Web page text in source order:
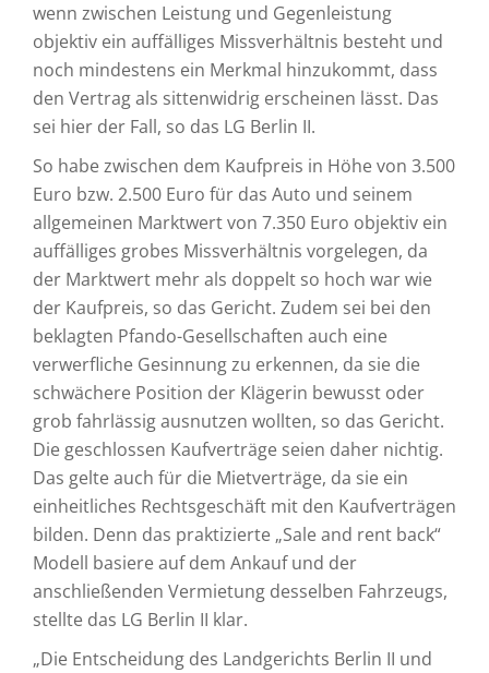
wenn zwischen Leistung und Gegenleistung
objektiv ein auffälliges Missverhältnis besteht und
noch mindestens ein Merkmal hinzukommt, dass
den Vertrag als sittenwidrig erscheinen lässt. Das
sei hier der Fall, so das LG Berlin II.
So habe zwischen dem Kaufpreis in Höhe von 3.500
Euro bzw. 2.500 Euro für das Auto und seinem
allgemeinen Marktwert von 7.350 Euro objektiv ein
auffälliges grobes Missverhältnis vorgelegen, da
der Marktwert mehr als doppelt so hoch war wie
der Kaufpreis, so das Gericht. Zudem sei bei den
beklagten Pfando-Gesellschaften auch eine
verwerfliche Gesinnung zu erkennen, da sie die
schwächere Position der Klägerin bewusst oder
grob fahrlässig ausnutzen wollten, so das Gericht.
Die geschlossen Kaufverträge seien daher nichtig.
Das gelte auch für die Mietverträge, da sie ein
einheitliches Rechtsgeschäft mit den Kaufverträgen
bilden. Denn das praktizierte „Sale and rent back“
Modell basiere auf dem Ankauf und der
anschließenden Vermietung desselben Fahrzeugs,
stellte das LG Berlin II klar.
„Die Entscheidung des Landgerichts Berlin II und